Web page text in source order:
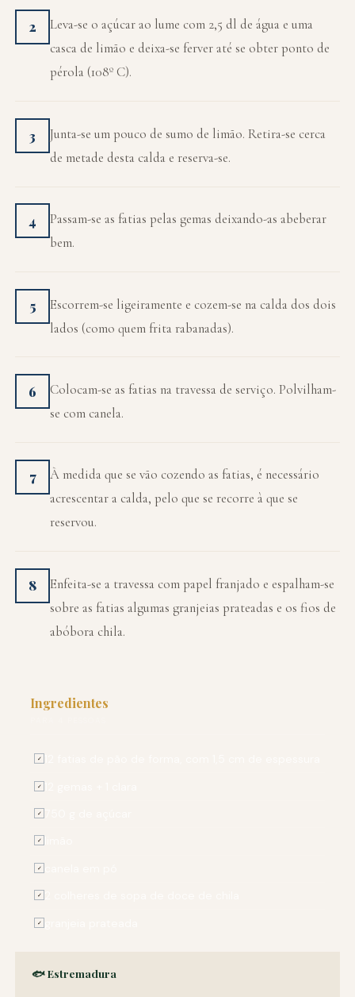
2
Leva-se o açúcar ao lume com 2,5 dl de água e uma
casca de limão e deixa-se ferver até se obter ponto de
pérola (108º C).
3
Junta-se um pouco de sumo de limão. Retira-se cerca
de metade desta calda e reserva-se.
4
Passam-se as fatias pelas gemas deixando-as abeberar
bem.
5
Escorrem-se ligeiramente e cozem-se na calda dos dois
lados (como quem frita rabanadas).
6
Colocam-se as fatias na travessa de serviço. Polvilham-
se com canela.
7
À medida que se vão cozendo as fatias, é necessário
acrescentar a calda, pelo que se recorre à que se
reservou.
8
Enfeita-se a travessa com papel franjado e espalham-se
sobre as fatias algumas granjeias prateadas e os fios de
abóbora chila.
Ingredientes
✓
✓
✓
✓
✓
✓
✓
🐟 Estremadura